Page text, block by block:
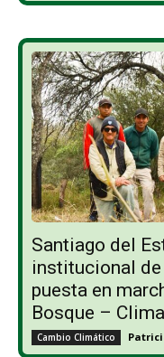
Santiago del
institucional de
puesta en
Bosque – Clima
Cambio Climático